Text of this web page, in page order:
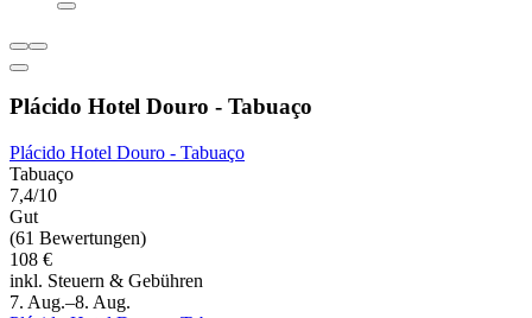
Plácido Hotel Douro - Tabuaço
Plácido Hotel Douro - Tabuaço
Tabuaço
7,4/10
Gut
(61 Bewertungen)
108 €
inkl. Steuern & Gebühren
7. Aug.–8. Aug.